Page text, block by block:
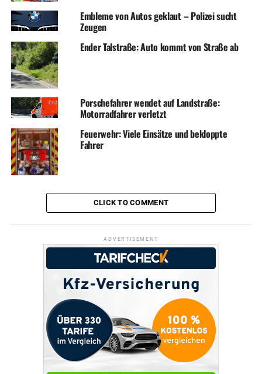
Embleme von Autos geklaut – Polizei sucht
Zeugen
Ender Talstraße: Auto kommt von Straße ab
Porschefahrer wendet auf Landstraße:
Motorradfahrer verletzt
Feuerwehr: Viele Einsätze und bekloppte
Fahrer
CLICK TO COMMENT
ADVERTISEMENT